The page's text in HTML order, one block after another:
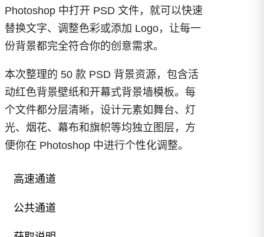
Photoshop 中打开 PSD 文件，就可以快速
替换文字、调整色彩或添加 Logo，让每一
份背景都完全符合你的创意需求。
本次整理的 50 款 PSD 背景资源，包含活
动红色背景壁纸和开幕式背景墙模板。每
个文件都分层清晰，设计元素如舞台、灯
光、烟花、幕布和旗帜等均独立图层，方
便你在 Photoshop 中进行个性化调整。
高速通道
公共通道